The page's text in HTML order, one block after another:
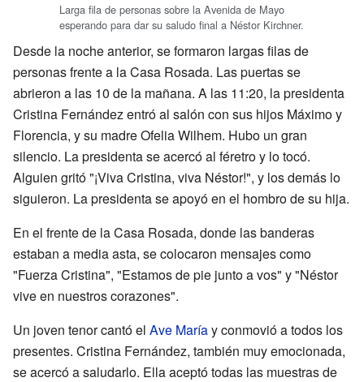
Larga fila de personas sobre la Avenida de Mayo
esperando para dar su saludo final a Néstor Kirchner.
Desde la noche anterior, se formaron largas filas de
personas frente a la Casa Rosada. Las puertas se
abrieron a las 10 de la mañana. A las 11:20, la presidenta
Cristina Fernández entró al salón con sus hijos Máximo y
Florencia, y su madre Ofelia Wilhem. Hubo un gran
silencio. La presidenta se acercó al féretro y lo tocó.
Alguien gritó "¡Viva Cristina, viva Néstor!", y los demás lo
siguieron. La presidenta se apoyó en el hombro de su hija.
En el frente de la Casa Rosada, donde las banderas
estaban a media asta, se colocaron mensajes como
"Fuerza Cristina", "Estamos de pie junto a vos" y "Néstor
vive en nuestros corazones".
Un joven tenor cantó el Ave Maríay conmovió a todos los
presentes. Cristina Fernández, también muy emocionada,
se acercó a saludarlo. Ella aceptó todas las muestras de